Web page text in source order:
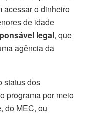
acessar o dinheiro
de idade
legal, que
agência da
status dos
programa por meio
, do MEC, ou